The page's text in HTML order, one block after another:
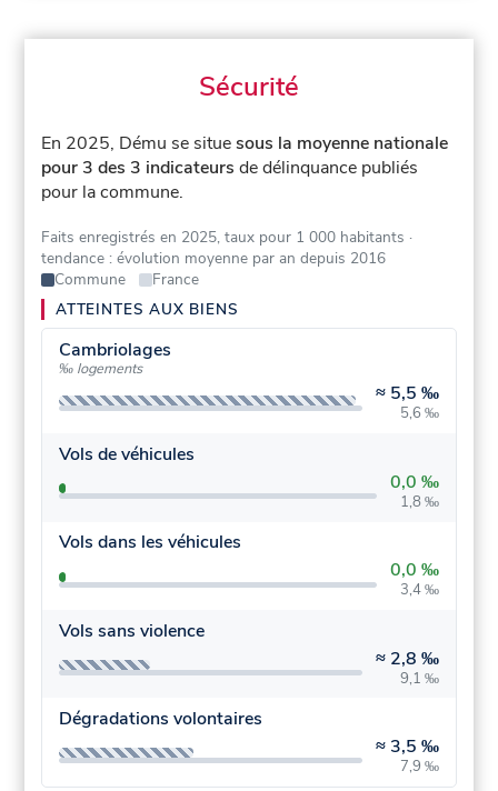
Sécurité
En 2025, Dému se situesous la moyenne nationale
pour 3 des 3 indicateurs de délinquance publiés
pour la commune.
Faits enregistrés en 2025, taux pour 1 000 habitants ·
tendance : évolution moyenne par an depuis 2016
Commune
France
ATTEINTES AUX BIENS
Cambriolages
‰ logements
≈ 5,5 ‰
5,6 ‰
Vols de véhicules
0,0 ‰
1,8 ‰
Vols dans les véhicules
0,0 ‰
3,4 ‰
Vols sans violence
≈ 2,8 ‰
9,1 ‰
Dégradations volontaires
≈ 3,5 ‰
7,9 ‰